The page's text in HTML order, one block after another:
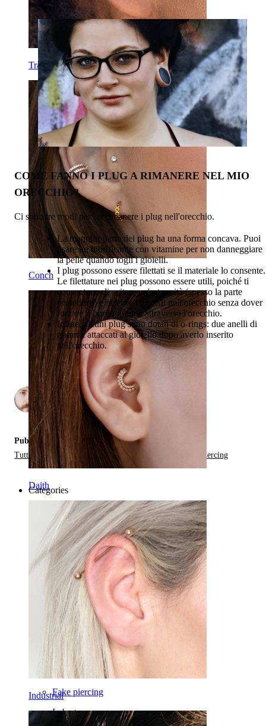
Tragus
Conch
Daith
Industrial
COME FANNO I PLUG A RIMANERE NEL MIO
ORECCHIO?
Ci sono tre modi per far rimanere i plug nell'orecchio.
La maggior parte dei plug ha una forma concava. Puoi
usare un lubrificante con vitamine per non danneggiare
la pelle quando togli i gioielli.
I plug possono essere filettati se il materiale lo consente.
Le filettature nei plug possono essere utili, poiché ti
consentono di svitare un'estremità (spesso la parte
posteriore) e inserire i gioielli nell'orecchio senza dover
forzare il bordo grande attraverso l'orecchio.
Infine, alcuni plug sono dotati di o-rings: due anelli di
gomma attaccati al gioiello dopo averlo inserito
nell'orecchio.
di 2
Pubblicato in:
Tutto Sullo Stretching Dei Piercing,
Tipi di Gioielli da Piercing
Categories
Ombelico
Labbro
Capezzolo
Industrial
Dermal
Helix
Orecchio
Septum
Oro 14K
Fake piercing
Labret